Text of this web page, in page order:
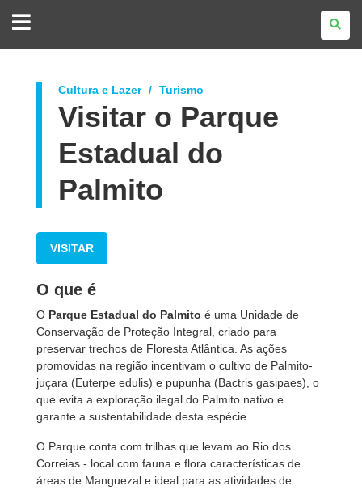
DO
Cultura e Lazer Turismo
Visitar o Parque
Estadual do
Palmito
VISITAR
O que é
O Parque Estadual do Palmito é uma Unidade de
Conservação de Proteção Integral, criado para
preservar trechos de Floresta Atlântica. As ações
promovidas na região incentivam o cultivo de Palmito-
juçara (Euterpe edulis) e pupunha (Bactris gasipaes), o
que evita a exploração ilegal do Palmito nativo e
garante a sustentabilidade desta espécie.
O Parque conta com trilhas que levam ao Rio dos
Correias - local com fauna e flora características de
áreas de Manguezal e ideal para as atividades de